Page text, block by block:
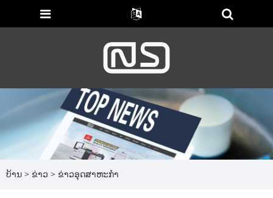
ບ້ານ > ຂ່າວ > ຂ່າວອຸດສາຫະກໍາ